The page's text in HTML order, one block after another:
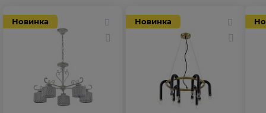
Новинка Новинка